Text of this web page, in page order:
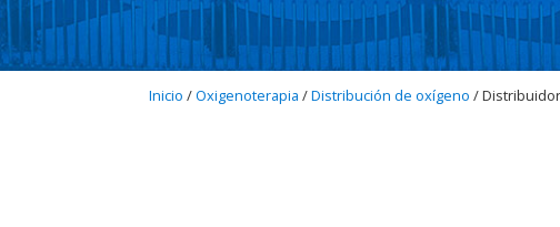
Inicio /Oxigenoterapia /Distribución de oxígeno /